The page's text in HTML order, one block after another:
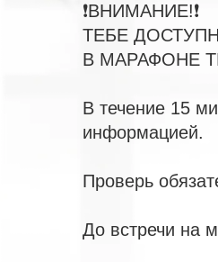
❗️ВНИМАНИЕ!❗️
ТЕБЕ
В МАРАФОНЕ
В течение 15
информацией.
Проверь
До встречи на